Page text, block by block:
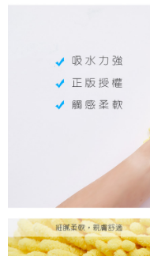
付款後全家取貨
每筆NT$80，滿NT$859(
7-11取貨付款
每筆NT$80，滿NT$899(
每筆NT$80，滿NT$859(
宅配
每筆NT$85，滿NT$859(含